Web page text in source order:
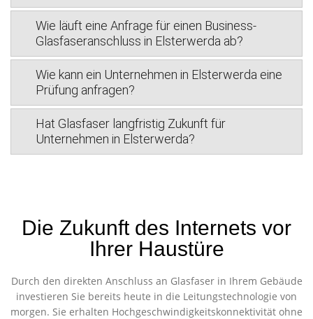
Wie läuft eine Anfrage für einen Business-
Glasfaseranschluss in Elsterwerda ab?
Wie kann ein Unternehmen in Elsterwerda eine
Prüfung anfragen?
Hat Glasfaser langfristig Zukunft für
Unternehmen in Elsterwerda?
Die Zukunft des Internets vor
Ihrer Haustüre
Durch den direkten Anschluss an Glasfaser in Ihrem Gebäude
investieren Sie bereits heute in die Leitungstechnologie von
morgen. Sie erhalten Hochgeschwindigkeitskonnektivität ohne